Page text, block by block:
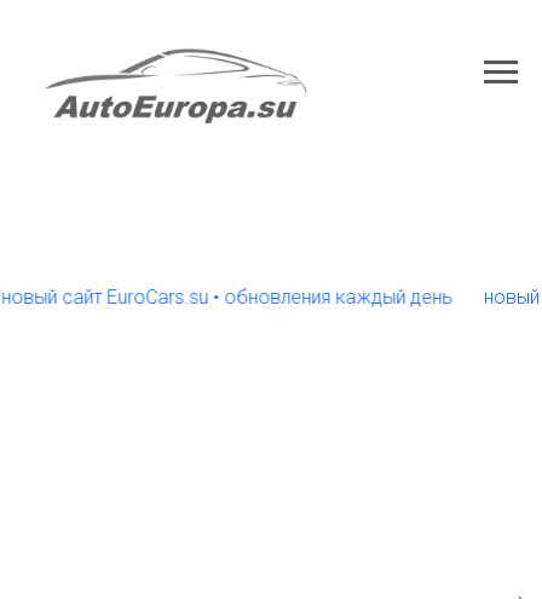
сайт EuroCars.su • обновления каждый день новый